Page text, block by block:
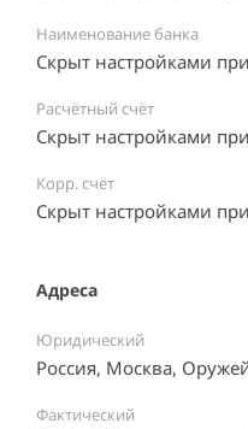
Наименование банка
Скрыт настройками
Расчётный счёт
Скрыт настройками
Корр. счёт
Скрыт настройками
Адреса
Юридический
Россия, Москва,
Фактический